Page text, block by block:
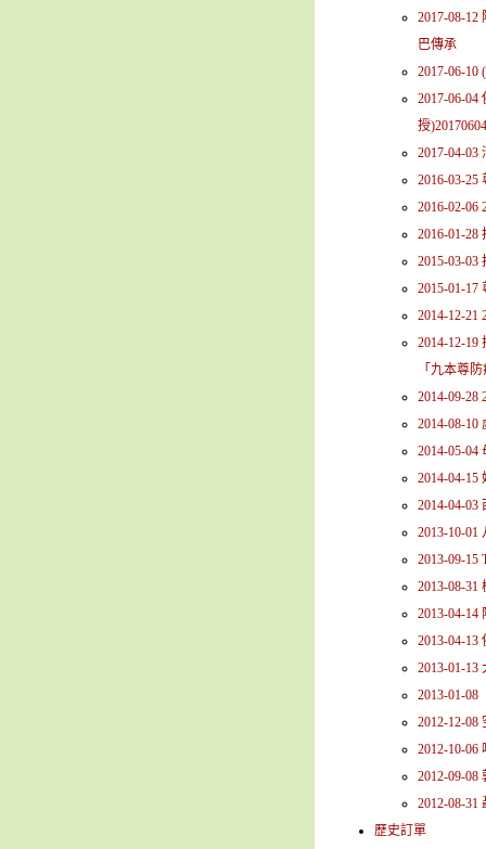
2017-08-12
巴傳承
2017-06-10
2017-06-
授
2017-04-
2016-03-25
2016-02-06
2016-01-
2015-03-03
2015-01-
2014-12-21
2014-12-
「九本尊
2014-09-28
2014-08-
2014-05-04
2014-04-15
2014-04-
2013-10-01
2013-09-15
2013-08-
2013-04-14
2013-04-13
2013-01-
2013-01-08
2012-12-08
2012-10-06
2012-09-
2012-08-
歷史訂單